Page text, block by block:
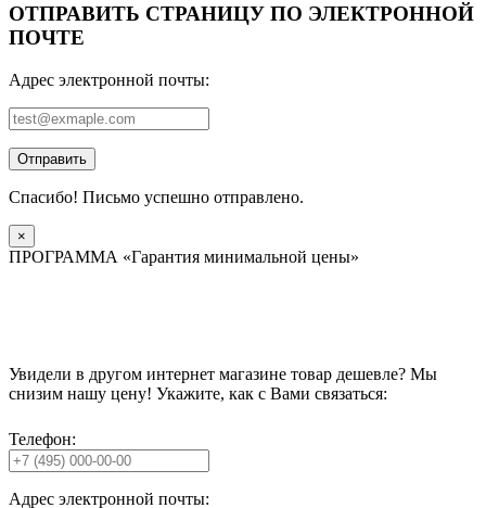
ОТПРАВИТЬ СТРАНИЦУ ПО ЭЛЕКТРОННОЙ
ПОЧТЕ
Адрес электронной почты:
Отправить
Спасибо! Письмо успешно отправлено.
×
ПРОГРАММА «Гарантия минимальной цены»
Увидели в другом интернет магазине товар дешевле? Мы
снизим нашу цену! Укажите, как с Вами связаться:
Телефон:
Адрес электронной почты: